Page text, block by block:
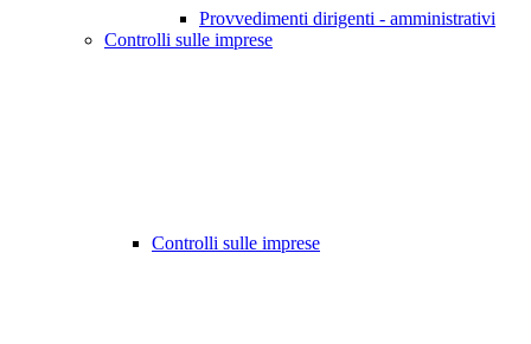
Provvedimenti dirigenti - amministrativi
Controlli sulle imprese
Controlli sulle imprese